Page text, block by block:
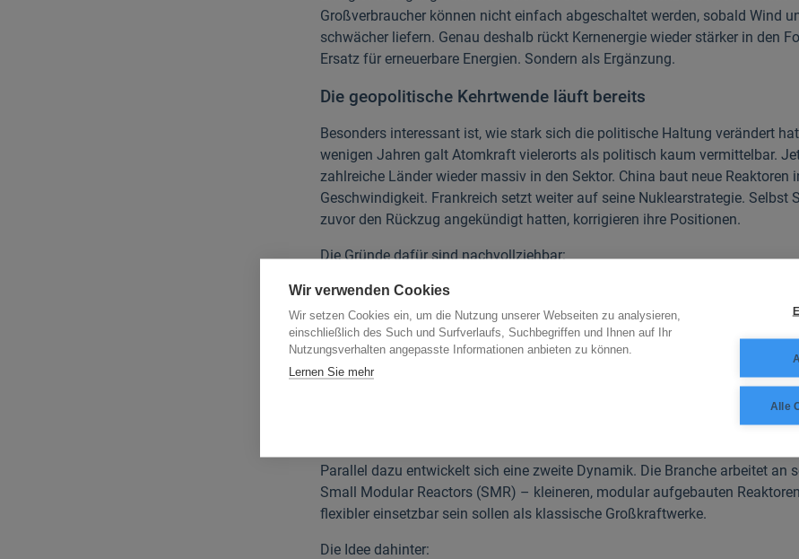
Großverbraucher können nicht einfach abgeschaltet werden, sobald Wind
schwächer liefern. Genau deshalb rückt Kernenergie wieder stärker in den
Ersatz für erneuerbare Energien. Sondern als Ergänzung.
Die geopolitische Kehrtwende läuft bereits
Besonders interessant ist, wie stark sich die politische Haltung verändert
wenigen Jahren galt Atomkraft vielerorts als politisch kaum vermittelbar.
zahlreiche Länder wieder massiv in den Sektor. China baut neue Reaktoren
Geschwindigkeit. Frankreich setzt weiter auf seine Nuklearstrategie. Selbst
zuvor den Rückzug angekündigt hatten, korrigieren ihre Positionen.
Die Gründe dafür sind nachvollziehbar:
Versorgungssicherheit
steigender Strombedarf
geopolitische Unabhängigkeit
Klimaziele
Denn eines wird zunehmend klar: Eine moderne Volkswirtschaft braucht
Parallel dazu entwickelt sich eine zweite Dynamik. Die Branche arbeitet an
Small Modular Reactors (SMR) – kleineren, modular aufgebauten
flexibler einsetzbar sein sollen als klassische Großkraftwerke.
Die Idee dahinter:
Wir verwenden Cookies
Wir setzen Cookies ein, um die Nutzung unserer Webseiten zu analysieren,
einschließlich des Such und Surfverlaufs, Suchbegriffen und Ihnen auf Ihr
Nutzungsverhalten angepasste Informationen anbieten zu können.
Lernen Sie mehr
Alle